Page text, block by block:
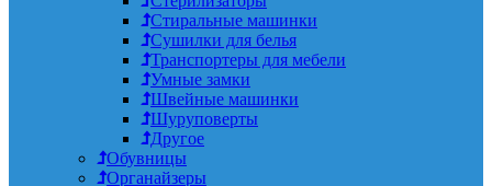
Стиральные машинки
Сушилки для белья
Транспортеры для мебели
Умные замки
Швейные машинки
Шуруповерты
Другое
Обувницы
Органайзеры